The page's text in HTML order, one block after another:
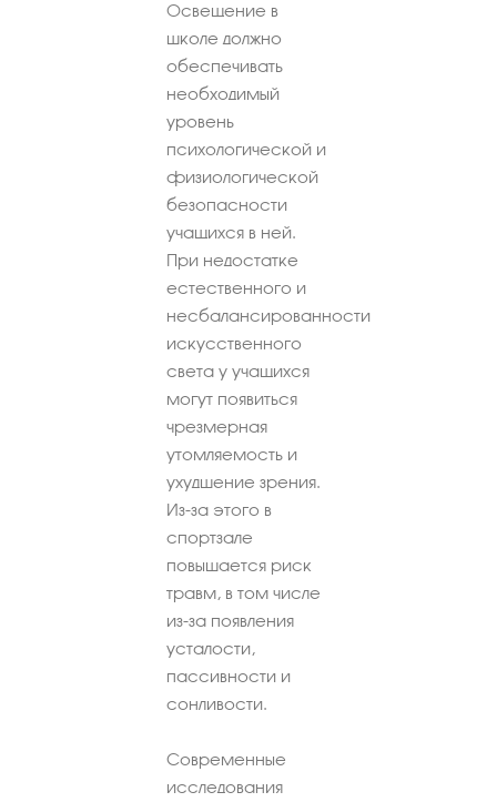
Освещение в
школе должно
обеспечивать
необходимый
уровень
психологической и
физиологической
безопасности
учащихся в ней.
При недостатке
естественного и
несбалансированности
искусственного
света у учащихся
могут появиться
чрезмерная
утомляемость и
ухудшение зрения.
Из-за этого в
спортзале
повышается риск
травм, в том числе
из-за появления
усталости,
пассивности и
сонливости.
Современные
исследования